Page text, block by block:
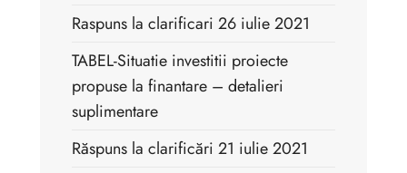
Raspuns la clarificari 26 iulie 2021
TABEL-Situatie investitii proiecte
propuse la finantare – detalieri
suplimentare
Răspuns la clarificări 21 iulie 2021